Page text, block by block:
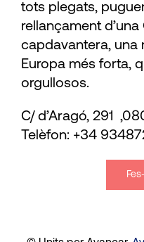
tots plegats,
rellançament
capdavantera, una
Europa més forta,
orgullosos.
C/ d’Aragó, 291
Telèfon: +34